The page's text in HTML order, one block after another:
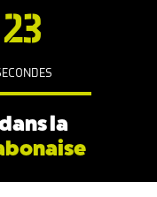
23
la